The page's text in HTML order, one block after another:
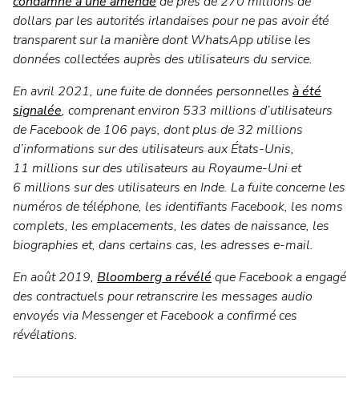
dollars par les autorités irlandaises pour ne pas avoir été
transparent sur la manière dont WhatsApp utilise les
données collectées auprès des utilisateurs du service.
En avril 2021, une fuite de données personnelles à été
signalée, comprenant environ 533 millions d’utilisateurs
de Facebook de 106 pays, dont plus de 32 millions
d’informations sur des utilisateurs aux États-Unis,
11 millions sur des utilisateurs au Royaume-Uni et
6 millions sur des utilisateurs en Inde. La fuite concerne les
numéros de téléphone, les identifiants Facebook, les noms
complets, les emplacements, les dates de naissance, les
biographies et, dans certains cas, les adresses e-mail.
En août 2019, Bloomberg a révélé que Facebook a engagé
des contractuels pour retranscrire les messages audio
envoyés via Messenger et Facebook a confirmé ces
révélations.